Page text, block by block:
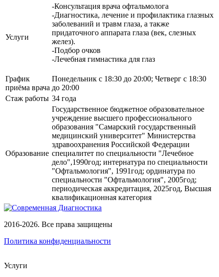
Услуги
-Консультация врача офтальмолога
-Диагностика, лечение и профилактика глазных
заболеваний и травм глаза, а также
придаточного аппарата глаза (век, слезных
желез).
-Подбор очков
-Лечебная гимнастика для глаз
График
приёма врача
Понедельник с 18:30 до 20:00; Четверг с 18:30
до 20:00
Стаж работы 34 года
Образование
Государственное бюджетное образовательное
учреждение высшего профессионального
образования "Самарский государственный
медицинский университет" Министерства
здравоохранения Российской Федерации
специалитет по специальности "Лечебное
дело",1990год; интернатура по специальности
"Офтальмология", 1991год; ординатура по
специальности "Офтальмология", 2005год;
периодическая аккредитация, 2025год, Высшая
квалификационная категория
2016-2026. Все права защищены
Политика конфиденциальности
Услуги